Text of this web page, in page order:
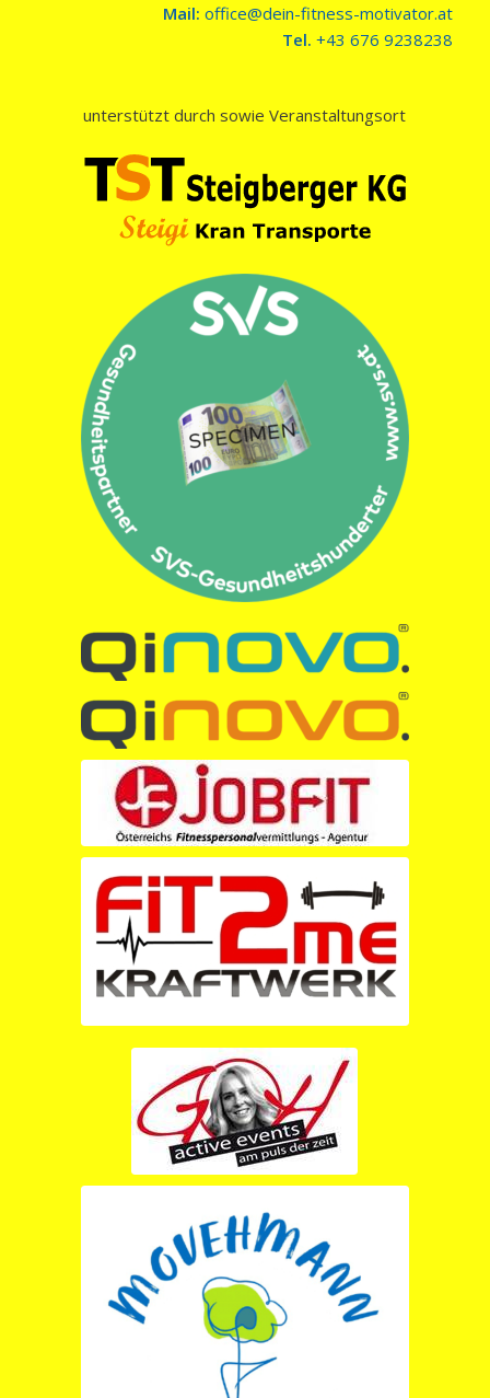
Mail: office@dein-fitness-motivator.at
Tel. +43 676 9238238
unterstützt durch sowie Veranstaltungsort